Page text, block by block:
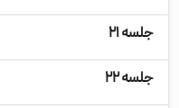
جلسه ۲۱
جلسه ۲۲